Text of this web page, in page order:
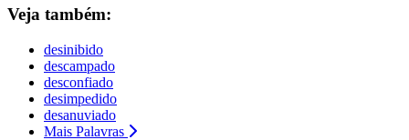
Veja também:
desinibido
descampado
desconfiado
desimpedido
desanuviado
Mais Palavras